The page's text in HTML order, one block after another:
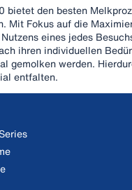
bietet den besten
Mit Fokus auf die
eines jedes
ihren individuellen
gemolken werden.
entfalten.